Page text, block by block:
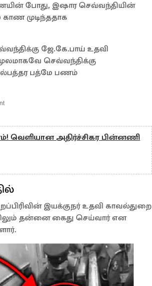
போது, ​​இஷார செவ்வந்தியின்
முடிந்ததாக
ஜே.கே.பாய் உதவி
செவ்வந்திக்கு
பத்மே பணம்
வெளியான அதிர்ச்சிகர பின்னணி
இயக்குநர் உதவி காவல்துறை
தன்னை கைது செய்வார் என